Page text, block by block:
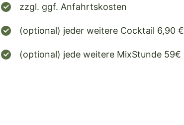
zzgl. ggf. Anfahrtskosten
(optional) jeder weitere Cocktail 6,90 €
(optional) jede weitere MixStunde 59€